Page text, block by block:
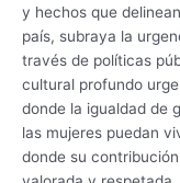
y hechos que
país, subraya la
través de políticas
cultural profundo
donde la igualdad de
las mujeres puedan
donde su